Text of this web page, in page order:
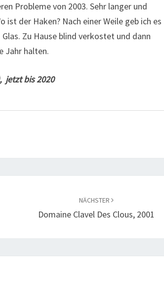
Probleme von 2003. Sehr langer und
der Haken? Nach einer Weile geb ich es
Zu Hause blind verkostet und dann
Jahr halten.
jetzt bis 2020
NÄCHSTER
Domaine Clavel Des Clous, 2001